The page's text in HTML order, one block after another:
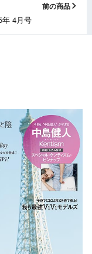
前の商品
年 4月号